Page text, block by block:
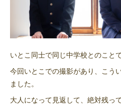
いとこ同士で同じ中学校とのこと
今回いとこでの撮影があり、こう
ました。
大人になって見返して、絶対残っ